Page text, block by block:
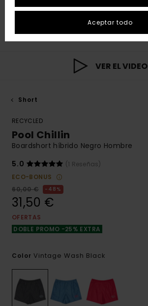
VER EL VIDEO
Short
RECYCLED
Pool Chillin
Boardshort híbrido Negro Hombre
5.0
(1 Reseñas)
ECO-BONUS
60,00 €
48%
31,50 €
OFERTAS
DOBLE PROMO -25% EXTRA
Color Vintage Wash Black
Aceptar todo